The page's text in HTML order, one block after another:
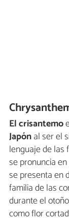
El crisantemo
Japónal ser el
lenguaje de las
se pronuncia
se presenta en
familia de las
durante el
como flor